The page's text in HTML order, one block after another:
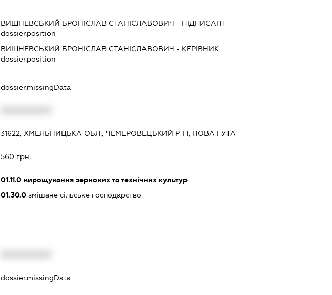
ВИШНЕВСЬКИЙ БРОНІСЛАВ СТАНІСЛАВОВИЧ - ПІДПИСАНТ
dossier.position -
ВИШНЕВСЬКИЙ БРОНІСЛАВ СТАНІСЛАВОВИЧ - КЕРІВНИК
dossier.position -
dossier.missingData
31622, ХМЕЛЬНИЦЬКА ОБЛ., ЧЕМЕРОВЕЦЬКИЙ Р-Н, НОВА ГУТА
560 грн.
01.11.0 вирощування зернових та технічних культур
01.30.0 змішане сільське господарство
dossier.missingData